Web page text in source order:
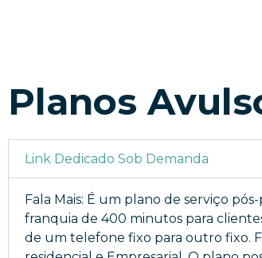
Planos
Link Dedicado Sob Demanda
Fala Mais: É um plano de serviço
franquia de 400 minutos para
de um telefone fixo para outro fixo.